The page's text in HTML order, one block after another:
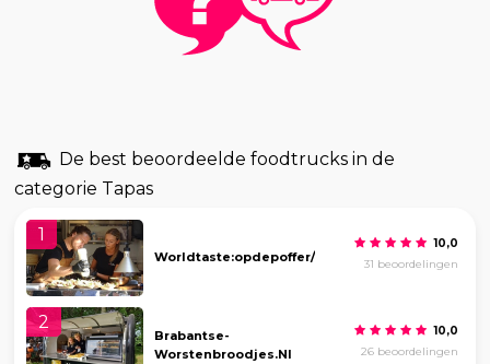
De best beoordeelde foodtrucks in de
categorie Tapas
1
Worldtaste:opdepoffer/tap/borrel/bbq
10,0
31 beoordelingen
2
Brabantse-
Worstenbroodjes.nl
10,0
26 beoordelingen